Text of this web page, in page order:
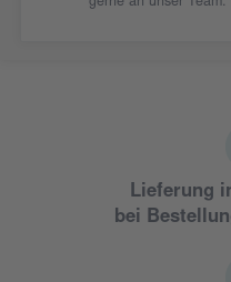
Lieferung
bei